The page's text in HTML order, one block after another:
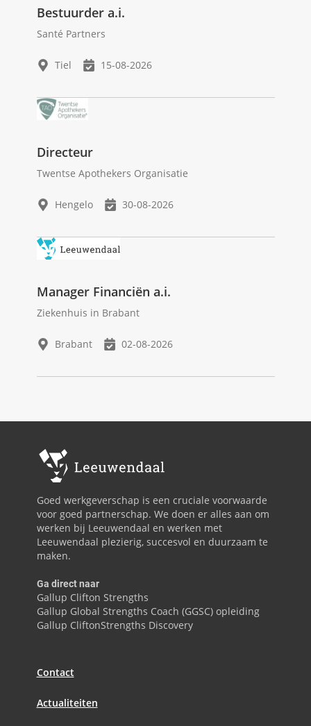
Bestuurder a.i.
Santé Partners
Tiel 15-08-2026
Directeur
Twentse Apothekers Organisatie
Hengelo 30-08-2026
Manager Financiën a.i.
Ziekenhuis in Brabant
Brabant 02-08-2026
Goed werkgeverschap is een cruciale voorwaarde
voor goed partnerschap. We doen er alles aan om
werken bij Leeuwendaal en werken met
Leeuwendaal plezierig, succesvol en duurzaam te
maken.
Ga direct naar
Gallup Clifton Strengths
Gallup Global Strengths Coach (GGSC) opleiding
Gallup CliftonStrengths Discovery
Contact
Actualiteiten